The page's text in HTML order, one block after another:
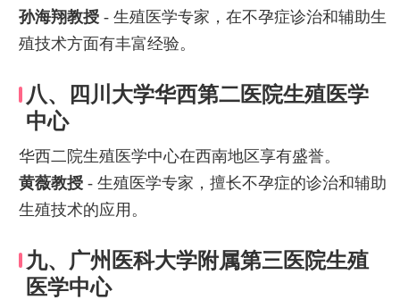
孙海翔教授- 生殖医学专家，在不孕症诊治和辅助生
殖技术方面有丰富经验。
八、四川大学华西第二医院生殖医学
中心
华西二院生殖医学中心在西南地区享有盛誉。
黄薇教授- 生殖医学专家，擅长不孕症的诊治和辅助
生殖技术的应用。
九、广州医科大学附属第三医院生殖
医学中心